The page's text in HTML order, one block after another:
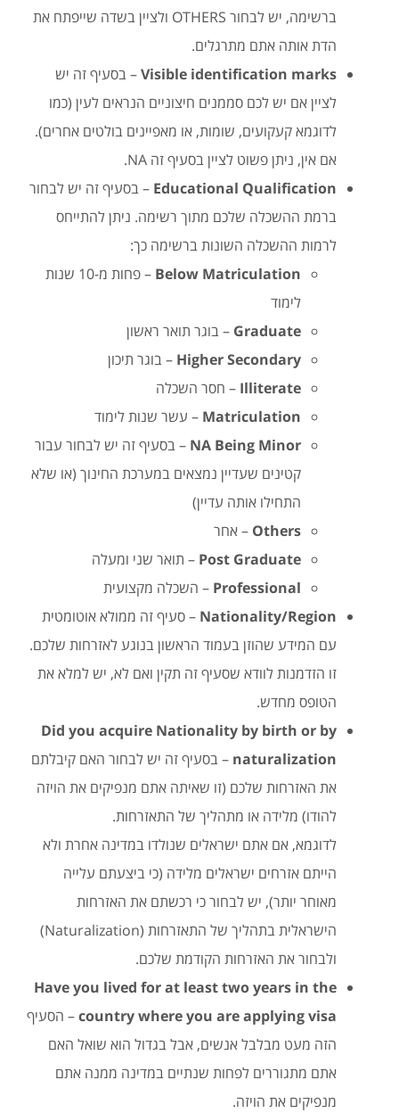
ברשימה, יש לבחור OTHERS ולציין בשדה שייפתח את
הדת אותה אתם מתרגלים.
Visible identification marks– בסעיף זה יש
לציין אם יש לכם סממנים חיצוניים הנראים לעין (כמו
לדוגמא קעקועים, שומות, או מאפיינים בולטים אחרים).
אם אין, ניתן פשוט לציין בסעיף זה NA.
Educational Qualification – בסעיף זה יש לבחור
ברמת ההשכלה שלכם מתוך רשימה. ניתן להתייחס
לרמות ההשכלה השונות ברשימה כך:
Below Matriculation
– פחות מ-10 שנות
לימוד
Graduate – בוגר תואר ראשון
Higher Secondary – בוגר תיכון
Illiterate – חסר השכלה
Matriculation – עשר שנות לימוד
NA Being Minor – בסעיף זה יש לבחור עבור
קטינים שעדיין נמצאים במערכת החינוך (או שלא
התחילו אותה עדיין)
Others – אחר
Post Graduate – תואר שני ומעלה
Professional – השכלה מקצועית
Nationality/Region – סעיף זה ממולא אוטומטית
עם המידע שהוזן בעמוד הראשון בנוגע לאזרחות שלכם.
זו הזדמנות לוודא שסעיף זה תקין ואם לא, יש למלא את
הטופס מחדש.
Did you acquire Nationality by birth or by
naturalization – בסעיף זה יש לבחור האם קיבלתם
את האזרחות שלכם (זו שאיתה אתם מנפיקים את הויזה
להודו) מלידה או מתהליך של התאזרחות.
לדוגמא, אם אתם ישראלים שנולדו במדינה אחרת ולא
הייתם אזרחים ישראלים מלידה (כי ביצעתם עלייה
מאוחר יותר), יש לבחור כי רכשתם את האזרחות
הישראלית בתהליך של התאזרחות (Naturalization)
ולבחור את האזרחות הקודמת שלכם.
Have you lived for at least two years in the
country where you are applying visa– הסעיף
הזה מעט מבלבל אנשים, אבל בגדול הוא שואל האם
אתם מתגוררים לפחות שנתיים במדינה ממנה אתם
מנפיקים את הויזה.